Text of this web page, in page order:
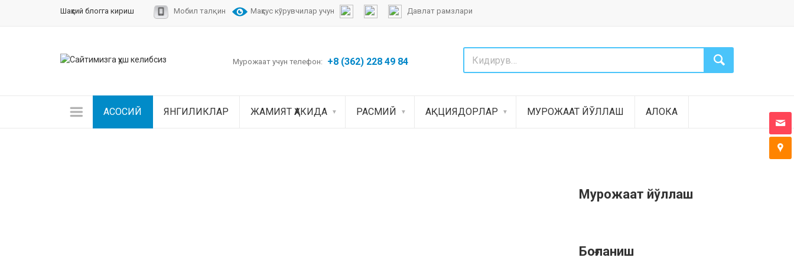
Шаҳсий блогга кириш Мобил талқин Маҳсус кўрувчилар учун Давлат рамзлари
Мурожаат учун телефон: +8 (362) 228 49 84
АСОСИЙ ЯНГИЛИКЛАР ЖАМИЯТ ҲАКИДА РАСМИЙ АҚЦИЯДОРЛАР МУРОЖААТ ЙЎЛЛАШ АЛОКА
Мурожаат йўллаш
Боғланиш